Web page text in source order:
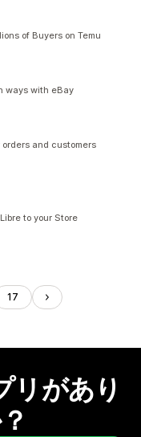
of Buyers on Temu
ways with eBay
and customers
to your Store
17
リがあり